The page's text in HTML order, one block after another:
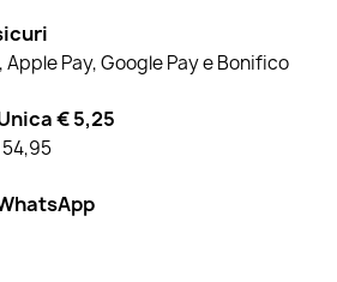
Apple Pay, Google Pay e Bonifico
€ 5,25